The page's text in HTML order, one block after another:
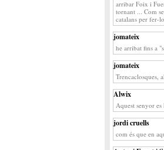
arribar Foix i
tornant ... Com
catalans per fer-
jomateix
he arribat fins a
jomateix
Trencaclosques,
Alwix
Aquest senyor
jordi cruells
com és que en